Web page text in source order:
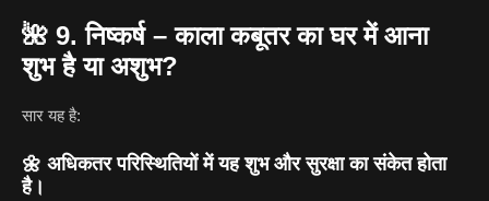
🌺 9. निष्कर्ष – काला कबूतर का घर में आना
शुभ है या अशुभ?
सार यह है:
🌼 अधिकतर परिस्थितियों में यह शुभ और सुरक्षा का संकेत होता
है।